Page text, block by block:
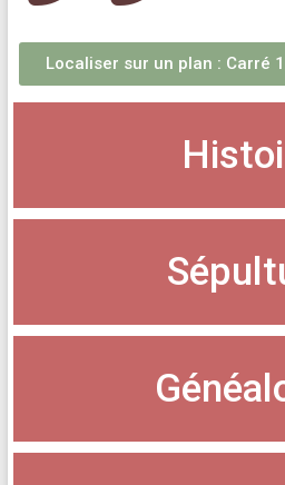
Localiser sur un plan : Carré